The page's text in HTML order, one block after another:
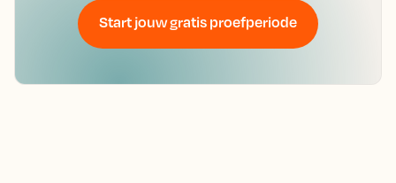
Start jouw gratis proefperiode